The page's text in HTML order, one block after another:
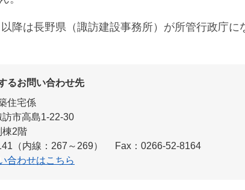
降は長野県（諏訪建設事務所）が所管行政庁に
るお問い合わせ先
住宅係
訪市高島1-22-30
棟2階
（内線：267～269）
Fax：0266-52-8164
合わせはこちら